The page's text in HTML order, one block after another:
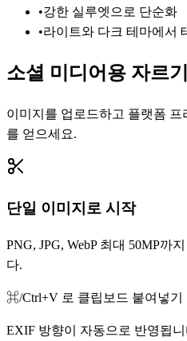
•강한 실루엣으로 단순화
•라이트와 다크 테마에서
소셜 미디어용 자르기
이미지를 업로드하고 플랫폼
를 얻으세요.
단일 이미지로 시작
PNG, JPG, WebP 최대 50MP까
다.
⌘/Ctrl+V 로 클립보드 붙여넣기
EXIF 방향이 자동으로 반영됩니